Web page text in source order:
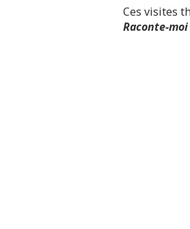
Ces visites
Raconte-moi